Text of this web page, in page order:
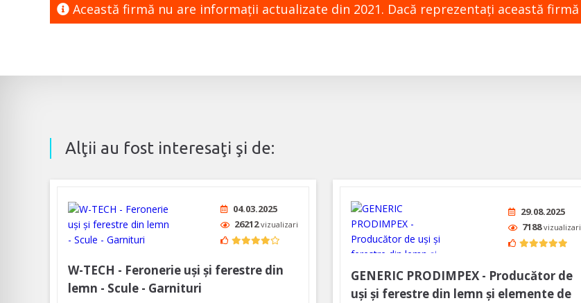
Această firmă nu are informaţii actualizate din 2021. Dacă reprezentaţi această firmă
Alţii au fost interesaţi şi de:
04.03.2025
26212vizualizari
W-TECH - Feronerie uși și ferestre din
lemn - Scule - Garnituri
29.08.2025
7188vizualizari
GENERIC PRODIMPEX - Producător de
uși și ferestre din lemn și elemente de